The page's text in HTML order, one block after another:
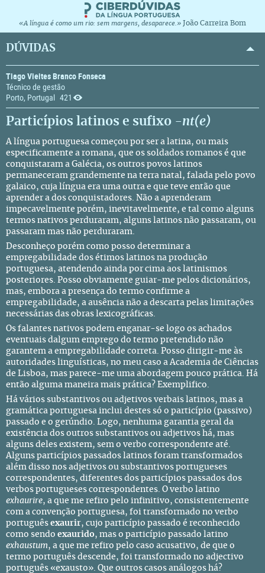
«A língua é como um rio: sem margens, desaparece.» João Carreira Bom
DÚVIDAS
Tiago Vieites Branco Fonseca
Técnico de gestão
Porto, Portugal 421
Particípios latinos e sufixo -nt(e)
A língua portuguesa começou por ser a latina, ou mais
especificamente a romana, que os soldados romanos é que
conquistaram a Galécia, os outros povos latinos
permaneceram grandemente na terra natal, falada pelo povo
galaico, cuja língua era uma outra e que teve então que
aprender a dos conquistadores. Não a aprenderam
impecavelmente porém, inevitavelmente, e tal como alguns
termos nativos perduraram, alguns latinos não passaram, ou
passaram mas não perduraram.
Desconheço porém como posso determinar a
empregabilidade dos étimos latinos na produção
portuguesa, atendendo ainda por cima aos latinismos
posteriores. Posso obviamente guiar-me pelos dicionários,
mas, embora a presença do termo confirme a
empregabilidade, a ausência não a descarta pelas limitações
necessárias das obras lexicográficas.
Os falantes nativos podem enganar-se logo os achados
eventuais dalgum emprego do termo pretendido não
garantem a empregabilidade correta. Posso dirigir-me às
autoridades linguísticas, no meu caso aAcademia de Ciências
de Lisboa, mas parece-me uma abordagem pouco prática. Há
então alguma maneira mais prática? Exemplifico.
Há vários substantivos ou adjetivos verbais latinos, mas a
gramática portuguesa inclui destes só o particípio (passivo)
passado e o gerúndio. Logo, nenhuma garantia geral da
existência dos outros substantivos ou adjetivos há, mas
alguns deles existem, sem o verbo correspondente até.
Alguns particípios passados latinos foram transformados
além disso nos adjetivos ou substantivos portugueses
correspondentes, diferentes dos particípios passados dos
verbos portugueses correspondentes. O verbo latino
exhaurire, a que me refiro pelo infinitivo, consistentemente
com a convenção portuguesa, foi transformado no verbo
português exaurir, cujo particípio passado é reconhecido
como sendo exaurido, mas o particípio passado latino
exhaustum, a que me refiro pelo caso acusativo, de que o
termo português descende, foi transformado no adjectivo
português «exausto». Que outros casos análogos há?